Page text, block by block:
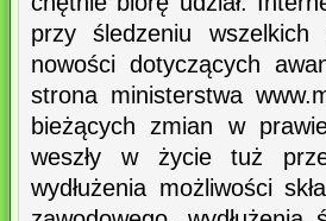
przy śledzeniu
nowości dotyczących
strona ministerstwa
bieżących zmian w
weszły w życie tuż
wydłużenia możliwości